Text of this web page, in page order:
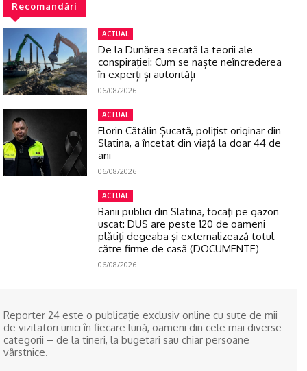
Recomandări
ACTUAL
De la Dunărea secată la teorii ale
conspirației: Cum se naște neîncrederea
în experți și autorități
06/08/2026
ACTUAL
Florin Cătălin Șucată, poliţist originar din
Slatina, a încetat din viață la doar 44 de
ani
06/08/2026
ACTUAL
Banii publici din Slatina, tocaţi pe gazon
uscat: DUS are peste 120 de oameni
plătiţi degeaba şi externalizează totul
către firme de casă (DOCUMENTE)
06/08/2026
Reporter 24 este o publicaţie exclusiv online cu sute de mii
de vizitatori unici în fiecare lună, oameni din cele mai diverse
categorii – de la tineri, la bugetari sau chiar persoane
vârstnice.